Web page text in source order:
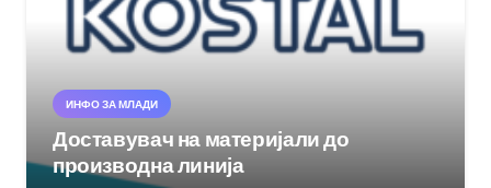
ИНФО ЗА МЛАДИ
Доставувач на материјали до
производна линија